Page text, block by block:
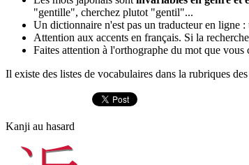
"gentille", cherchez plutot "gentil"...
Un dictionnaire n'est pas un traducteur en ligne
Attention aux accents en français. Si la
Faites attention à l'orthographe du mot que
Il existe des listes de vocabulaires dans la rubriques
Kanji au hasard